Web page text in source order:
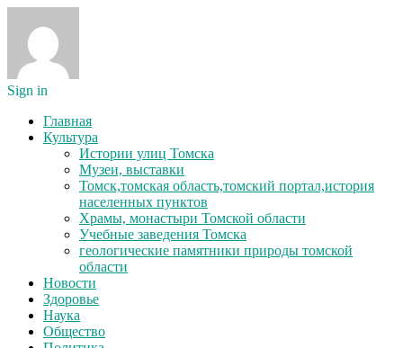
Sign in
Главная
Культура
Истории улиц Томска
Музеи, выставки
Томск,томская область,томский портал,история
населенных пунктов
Храмы, монастыри Томской области
Учебные заведения Томска
геологические памятники природы томской
области
Новости
Здоровье
Наука
Общество